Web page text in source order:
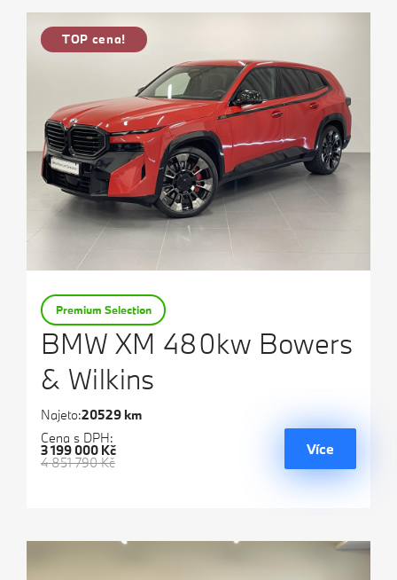
TOP cena!
BMW XM 480kw Bowers
& Wilkins
Premium Selection
Najeto:20529 km
Cena s DPH:
4 851 790 Kč
3 199 000 Kč Více